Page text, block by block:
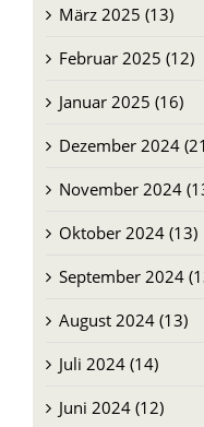
Februar 2025 (12)
Januar 2025 (16)
Dezember 2024 (21)
November 2024
Oktober 2024 (13)
September 2024
August 2024 (13)
Juli 2024 (14)
Juni 2024 (12)
Mai 2024 (13)